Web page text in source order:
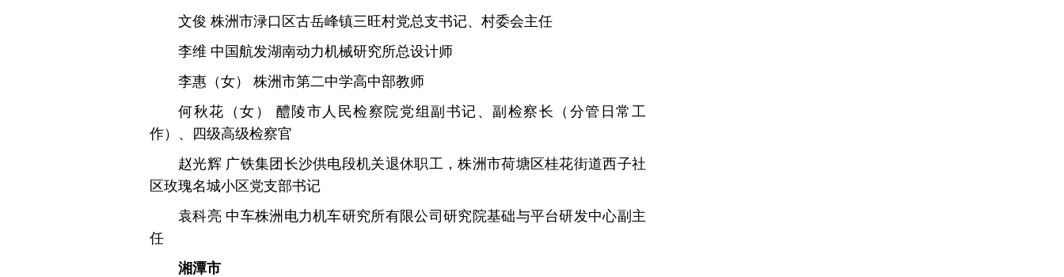
文俊 株洲市渌口区古岳峰镇三旺村党总支书记、村委会主任
李维 中国航发湖南动力机械研究所总设计师
李惠（女） 株洲市第二中学高中部教师
何秋花（女） 醴陵市人民检察院党组副书记、副检察长（分管日常工
作）、四级高级检察官
赵光辉 广铁集团长沙供电段机关退休职工，株洲市荷塘区桂花街道西子社
区玫瑰名城小区党支部书记
袁科亮 中车株洲电力机车研究所有限公司研究院基础与平台研发中心副主
任
湘潭市